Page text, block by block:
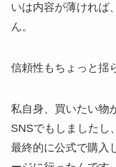
いは内容が薄ければ
ん。
信頼性もちょっと揺
私自身、買いたい物
SNSでもしましたし
最終的に公式で購入